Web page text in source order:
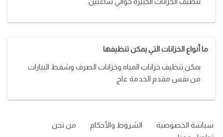
ما أنواع الخزانات التي يمكن تنظيفها
بمكن تنظيف خزانات المياه وخزانات الصرف وشفط البيارات
من نفس مقدم الخدمة عاج
سياسة الخصوصية الشروط والأحكام
من نحن